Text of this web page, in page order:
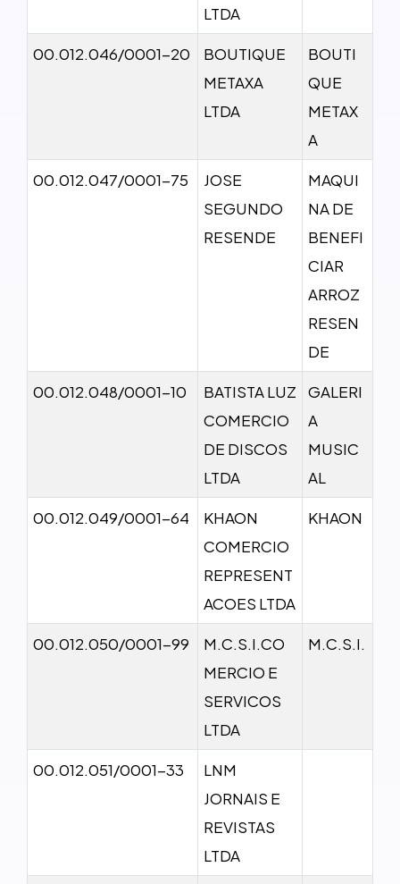
LTDA
00.012.046/0001-20
BOUTIQUE
METAXA
LTDA
BOUTI
QUE
METAX
A
00.012.047/0001-75
JOSE
SEGUNDO
RESENDE
MAQUI
NA DE
BENEFI
CIAR
ARROZ
RESEN
DE
00.012.048/0001-10
BATISTA LUZ
COMERCIO
DE DISCOS
LTDA
GALERI
A
MUSIC
AL
00.012.049/0001-64
KHAON
COMERCIO
REPRESENT
ACOES LTDA
KHAON
00.012.050/0001-99
M.C.S.I.CO
MERCIO E
SERVICOS
LTDA
M.C.S.I.
00.012.051/0001-33
LNM
JORNAIS E
REVISTAS
LTDA